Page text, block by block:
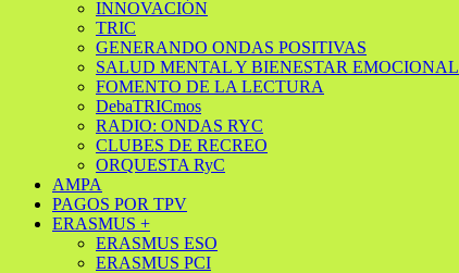
INNOVACIÓN
TRIC
GENERANDO ONDAS POSITIVAS
SALUD MENTAL Y BIENESTAR EMOCIONAL
FOMENTO DE LA LECTURA
DebaTRICmos
RADIO: ONDAS RYC
CLUBES DE RECREO
ORQUESTA RyC
AMPA
PAGOS POR TPV
ERASMUS +
ERASMUS ESO
ERASMUS PCI